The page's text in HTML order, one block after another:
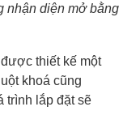
nhận diện mở bằng
thiết kế một
khoá cũng
trình lắp đặt sẽ